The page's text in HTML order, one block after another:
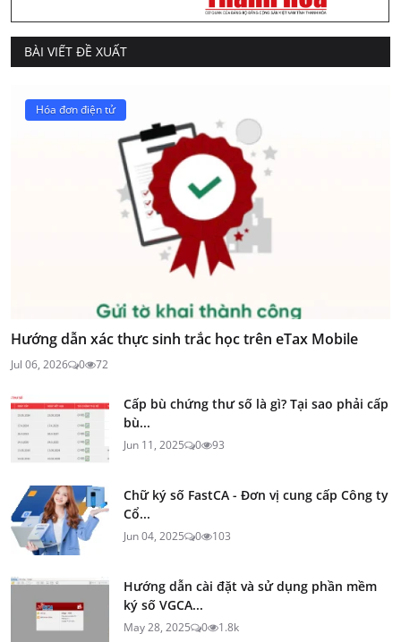
BÀI VIẾT ĐỀ XUẤT
Hóa đơn điện tử
Hướng dẫn xác thực sinh trắc học trên eTax Mobile
Jul 06, 2026 0 72
Cấp bù chứng thư số là gì? Tại sao phải cấp
bù...
Jun 11, 2025 0 93
Chữ ký số FastCA - Đơn vị cung cấp Công ty
Cổ...
Jun 04, 2025 0 103
Hướng dẫn cài đặt và sử dụng phần mềm
ký số VGCA...
May 28, 2025 0 1.8k